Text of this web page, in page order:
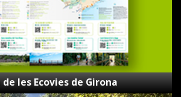
de les Ecovies de Girona